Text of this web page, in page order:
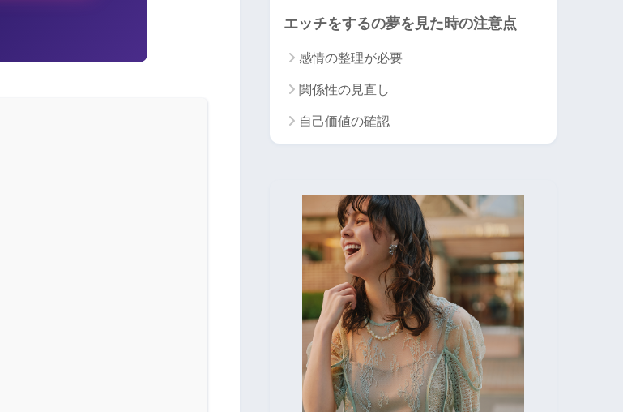
エッチをするの夢を見た時の注意点
感情の整理が必要
関係性の見直し
自己価値の確認